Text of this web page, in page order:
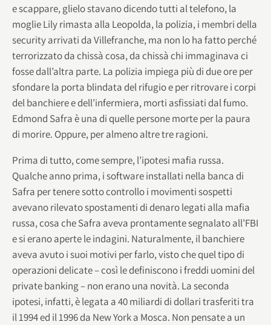
e scappare, glielo stavano dicendo tutti al telefono, la
moglie Lily rimasta alla Leopolda, la polizia, i membri della
security arrivati da Villefranche, ma non lo ha fatto perché
terrorizzato da chissà cosa, da chissà chi immaginava ci
fosse dall’altra parte. La polizia impiega più di due ore per
sfondare la porta blindata del rifugio e per ritrovare i corpi
del banchiere e dell’infermiera, morti asfissiati dal fumo.
Edmond Safra è una di quelle persone morte per la paura
di morire. Oppure, per almeno altre tre ragioni.
Prima di tutto, come sempre, l’ipotesi mafia russa.
Qualche anno prima, i software installati nella banca di
Safra per tenere sotto controllo i movimenti sospetti
avevano rilevato spostamenti di denaro legati alla mafia
russa, cosa che Safra aveva prontamente segnalato all’FBI
e si erano aperte le indagini. Naturalmente, il banchiere
aveva avuto i suoi motivi per farlo, visto che quel tipo di
operazioni delicate – così le definiscono i freddi uomini del
private banking – non erano una novità. La seconda
ipotesi, infatti, è legata a 40 miliardi di dollari trasferiti tra
il 1994 ed il 1996 da New York a Mosca. Non pensate a un